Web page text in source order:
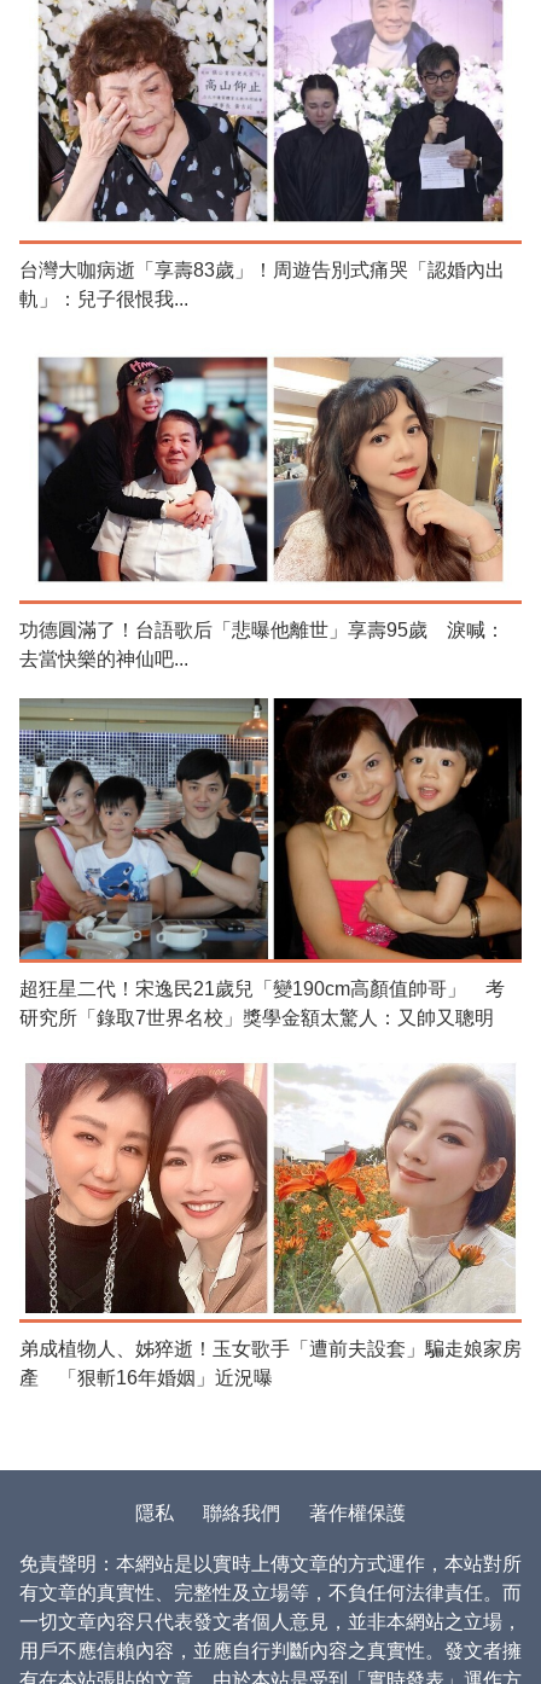
台灣大咖病逝「享壽83歲」！周遊告別式痛哭「認婚內出
軌」：兒子很恨我...
功德圓滿了！台語歌后「悲曝他離世」享壽95歲 淚喊：
去當快樂的神仙吧...
超狂星二代！宋逸民21歲兒「變190cm高顏值帥哥」 考
研究所「錄取7世界名校」獎學金額太驚人：又帥又聰明
弟成植物人、姊猝逝！玉女歌手「遭前夫設套」騙走娘家房
產 「狠斬16年婚姻」近況曝
隱私 聯絡我們 著作權保護
免責聲明：本網站是以實時上傳文章的方式運作，本站對所
有文章的真實性、完整性及立場等，不負任何法律責任。而
一切文章內容只代表發文者個人意見，並非本網站之立場，
用戶不應信賴內容，並應自行判斷內容之真實性。發文者擁